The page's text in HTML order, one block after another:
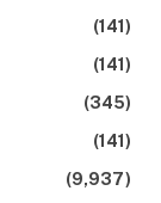
(141)
(141)
(345)
(141)
(9,937)